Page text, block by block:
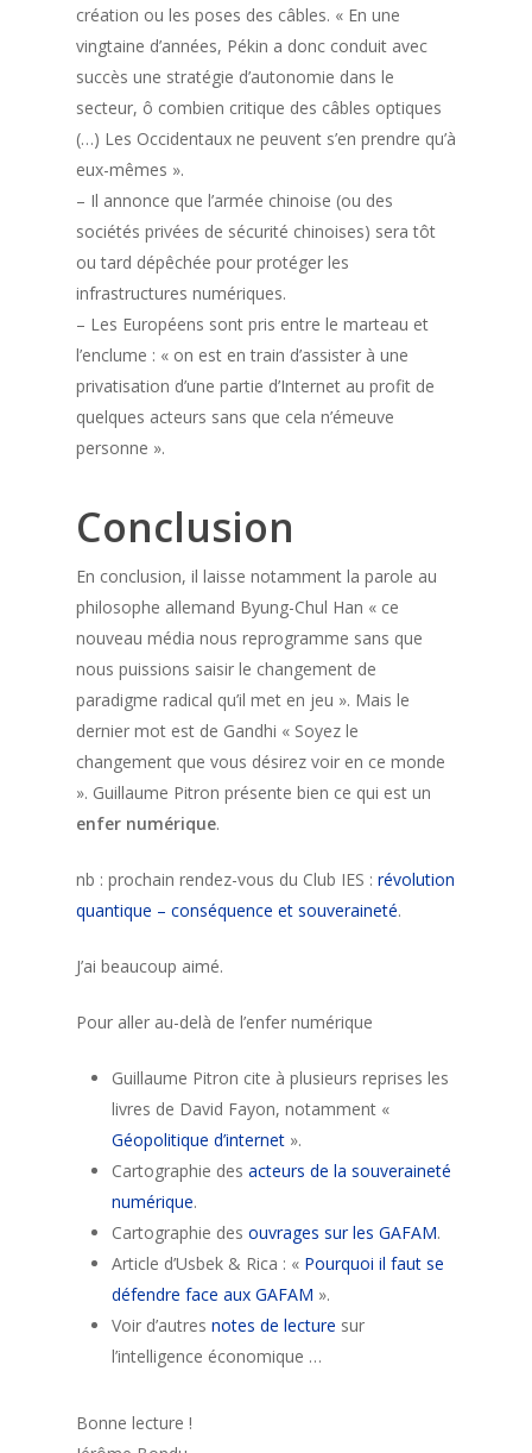
création ou les poses des câbles. « En une
vingtaine d’années, Pékin a donc conduit avec
succès une stratégie d’autonomie dans le
secteur, ô combien critique des câbles optiques
(…) Les Occidentaux ne peuvent s’en prendre qu’à
eux-mêmes ».
– Il annonce que l’armée chinoise (ou des
sociétés privées de sécurité chinoises) sera tôt
ou tard dépêchée pour protéger les
infrastructures numériques.
– Les Européens sont pris entre le marteau et
l’enclume : « on est en train d’assister à une
privatisation d’une partie d’Internet au profit de
quelques acteurs sans que cela n’émeuve
personne ».
Conclusion
En conclusion, il laisse notamment la parole au
philosophe allemand Byung-Chul Han « ce
nouveau média nous reprogramme sans que
nous puissions saisir le changement de
paradigme radical qu’il met en jeu ». Mais le
dernier mot est de Gandhi « Soyez le
changement que vous désirez voir en ce monde
». Guillaume Pitron présente bien ce qui est un
enfer numérique.
nb : prochain rendez-vous du Club IES : révolution
quantique – conséquence et souveraineté.
J’ai beaucoup aimé.
Pour aller au-delà de l’enfer numérique
Guillaume Pitron cite à plusieurs reprises les
livres de David Fayon, notamment «
Géopolitique d’internet ».
Cartographie des acteurs de la souveraineté
numérique.
Cartographie des ouvrages sur les GAFAM.
Article d’Usbek & Rica : « Pourquoi il faut se
défendre face aux GAFAM ».
Voir d’autres notes de lecture sur
l’intelligence économique …
Bonne lecture !